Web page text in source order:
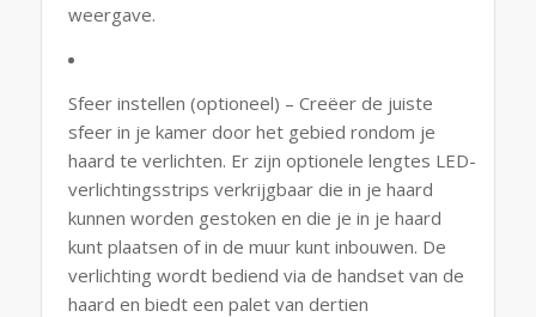
weergave.
Sfeer instellen (optioneel) – Creëer de juiste
sfeer in je kamer door het gebied rondom je
haard te verlichten. Er zijn optionele lengtes LED-
verlichtingsstrips verkrijgbaar die in je haard
kunnen worden gestoken en die je in je haard
kunt plaatsen of in de muur kunt inbouwen. De
verlichting wordt bediend via de handset van de
haard en biedt een palet van dertien